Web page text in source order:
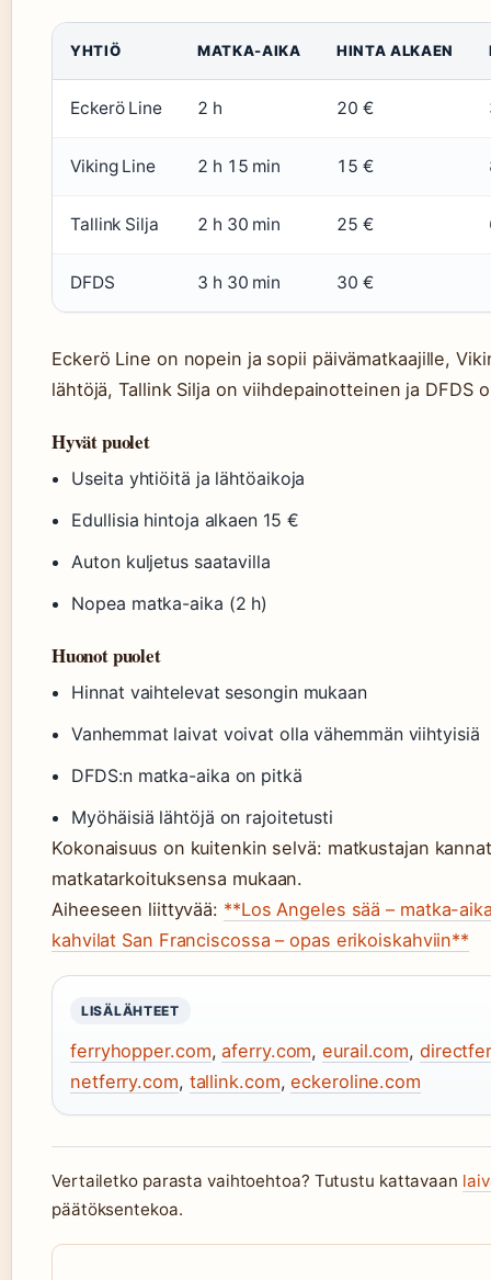
YHTIÖ MATKA-AIKA HINTA ALKAEN
Eckerö Line 2 h 20 €
Viking Line 2 h 15 min 15 €
Tallink Silja 2 h 30 min 25 €
DFDS 3 h 30 min 30 €
Eckerö Line on nopein ja sopii päivämatkaajille,
lähtöjä, Tallink Silja on viihdepainotteinen ja DFDS
Hyvät puolet
Useita yhtiöitä ja lähtöaikoja
Edullisia hintoja alkaen 15 €
Auton kuljetus saatavilla
Nopea matka-aika (2 h)
Huonot puolet
Hinnat vaihtelevat sesongin mukaan
Vanhemmat laivat voivat olla vähemmän viihtyisiä
DFDS:n matka-aika on pitkä
Myöhäisiä lähtöjä on rajoitetusti
Kokonaisuus on kuitenkin selvä: matkustajan
matkatarkoituksensa mukaan.
Aiheeseen liittyvää: **Los Angeles sää – matka-
kahvilat San Franciscossa – opas erikoiskahviin**
LISÄLÄHTEET
ferryhopper.com,aferry.com,eurail.com,
netferry.com, tallink.com,eckeroline.com
Vertailetko parasta vaihtoehtoa? Tutustu kattavaan
päätöksentekoa.